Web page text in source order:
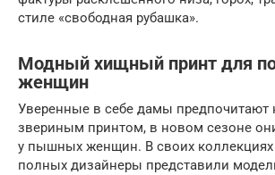
стиле «свободная рубашка».
Модный хищный принт для
женщин
Уверенные в себе дамы предпочитают
звериным принтом, в новом сезоне
у пышных женщин. В своих
полных дизайнеры представили